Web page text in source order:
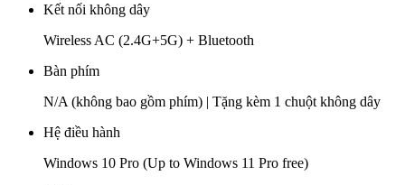
Kết nối không dây
Wireless AC (2.4G+5G) + Bluetooth
Bàn phím
N/A (không bao gồm phím) | Tặng kèm 1 chuột không dây
Hệ điều hành
Windows 10 Pro (Up to Windows 11 Pro free)